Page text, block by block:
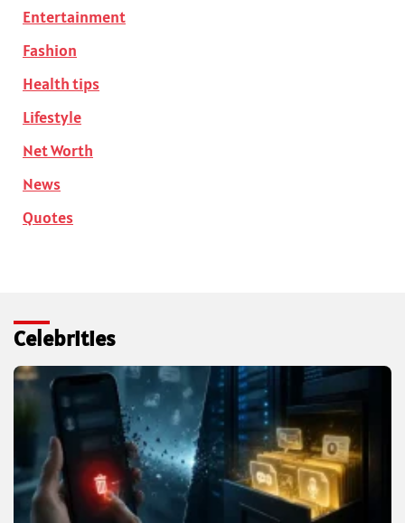
Entertainment
Fashion
Health tips
Lifestyle
Net Worth
News
Quotes
Celebrities